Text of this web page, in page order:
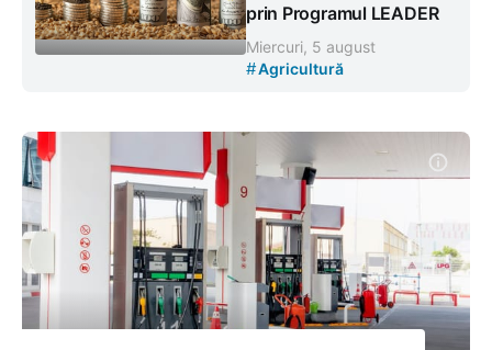
prin Programul LEADER
Miercuri, 5 august
#Agricultură